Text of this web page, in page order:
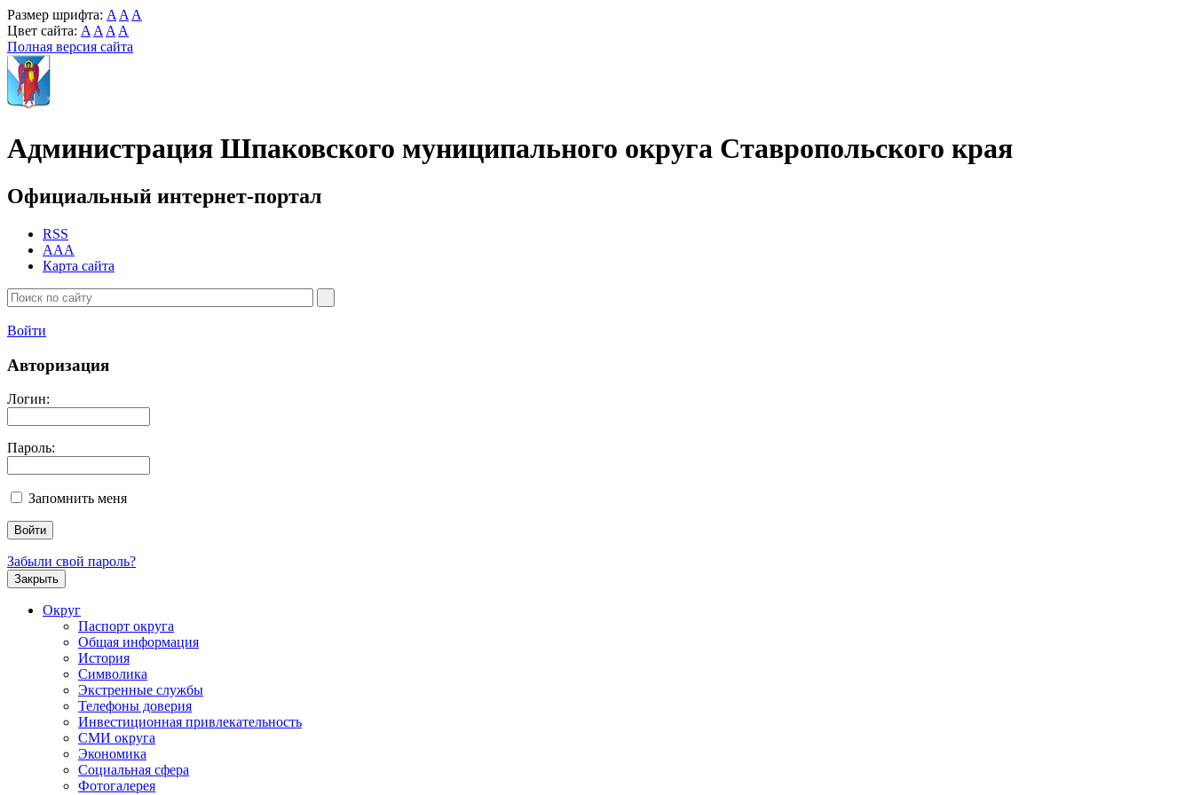
Размер шрифта: A A A
Цвет сайта: A A A A
Полная версия сайта
Администрация Шпаковского муниципального округа Ставропольского края
Официальный интернет-портал
RSS
AAA
Карта сайта
Войти
Авторизация
Логин:
Пароль:
Запомнить меня
Забыли свой пароль?
Закрыть
Округ
Паспорт округа
Общая информация
История
Символика
Экстренные службы
Телефоны доверия
Инвестиционная привлекательность
СМИ округа
Экономика
Социальная сфера
Фотогалерея